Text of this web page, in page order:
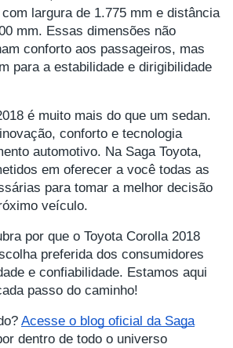
largura de 1.775 mm e distância
mm. Essas dimensões não
conforto aos passageiros, mas
para a estabilidade e dirigibilidade
é muito mais do que um sedan.
conforto e tecnologia
automotivo. Na Saga Toyota,
em oferecer a você todas as
para tomar a melhor decisão
veículo.
por que o Toyota Corolla 2018
preferida dos consumidores
e confiabilidade. Estamos aqui
passo do caminho!
Acesse o blog oficial da Saga
dentro de todo o universo